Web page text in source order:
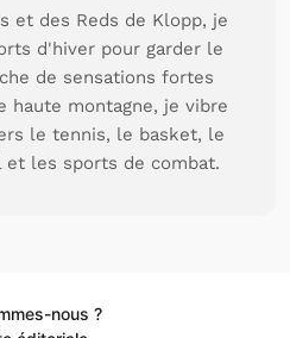
et des Reds de Klopp, je
d'hiver pour garder le
de sensations fortes
haute montagne, je vibre
le tennis, le basket, le
les sports de combat.
nous ?